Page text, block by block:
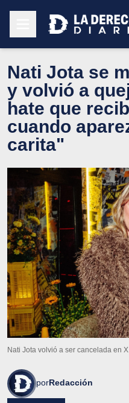
Nati Jota se
y volvió a
hate que
cuando
carita"
Nati Jota volvió a ser cancelada en
porRedacción